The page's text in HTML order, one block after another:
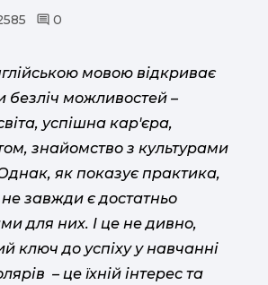
0
мовою відкриває
безліч можливостей –
успішна кар'єра,
знайомство з культурами
як показує практика,
завжди є достатньо
для них. І це не дивно,
ключ до успіху у навчанні
– це їхній інтерес та